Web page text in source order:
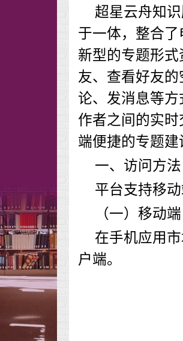
超星云舟知
于一体，整合
新型的专题形
友、查看好友
论、发消息等
作者之间的实
端便捷的专题
一、访问方法
平台支持移
（一）移动端
在手机应用
户端。